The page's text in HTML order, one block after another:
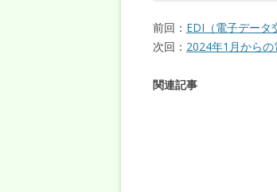
前回： EDI（電子データ
次回： 2024年1月から
関連記事